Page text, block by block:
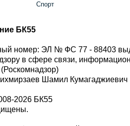
Спорт
БК55
номер: ЭЛ № ФС 77 - 88403
в сфере связи,
Шамил Кумагаджиевич
2026 БК55